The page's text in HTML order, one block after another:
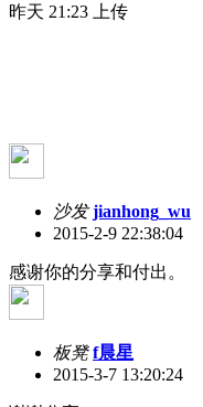
昨天 21:23 上传
沙发 jianhong_wu
2015-2-9 22:38:04
感谢你的分享和付出。
板凳 f晨星
2015-3-7 13:20:24